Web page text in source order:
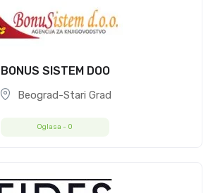
BONUS SISTEM DOO
Beograd-Stari Grad
Oglasa - 0